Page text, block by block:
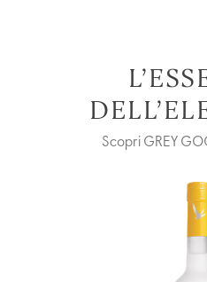
Scopri GREY